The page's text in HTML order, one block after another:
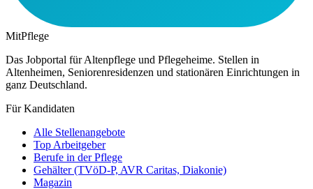
MitPflege
Das Jobportal für Altenpflege und Pflegeheime. Stellen in
Altenheimen, Seniorenresidenzen und stationären Einrichtungen in
ganz Deutschland.
Für Kandidaten
Alle Stellenangebote
Top Arbeitgeber
Berufe in der Pflege
Gehälter (TVöD-P, AVR Caritas, Diakonie)
Magazin